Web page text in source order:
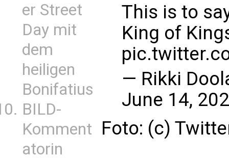
er Street
Day mit
dem
heiligen
Bonifatius
BILD-
Komment
atorin
This is to
King of
— Rikki
June 14,
Foto: (c)